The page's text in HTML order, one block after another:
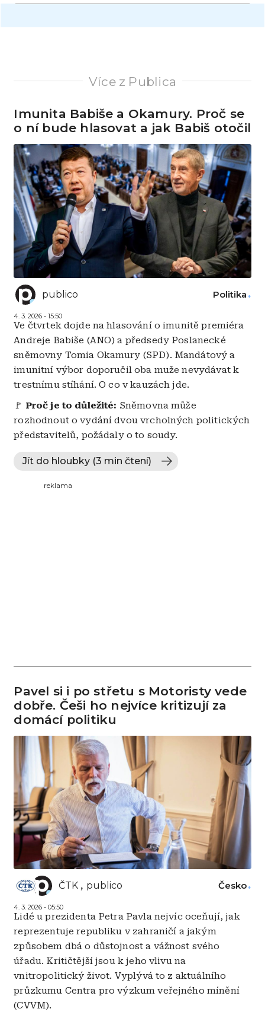
Více z Publica
Imunita Babiše a Okamury. Proč se
o ní bude hlasovat a jak Babiš otočil
publico
4. 3. 2026 - 15:50
Politika
Ve čtvrtek dojde na hlasování o imunitě premiéra
Andreje Babiše (ANO) a předsedy Poslanecké
sněmovny Tomia Okamury (SPD). Mandátový a
imunitní výbor doporučil oba muže nevydávat k
trestnímu stíhání. O co v kauzách jde.
🚩 Proč je to důležité: Sněmovna může
rozhodnout o vydání dvou vrcholných politických
představitelů, požádaly o to soudy.
Jít do hloubky (3 min čtení)
reklama
Pavel si i po střetu s Motoristy vede
dobře. Češi ho nejvíce kritizují za
domácí politiku
ČTK publico
4. 3. 2026 - 05:50
Česko
Lidé u prezidenta Petra Pavla nejvíc oceňují, jak
reprezentuje republiku v zahraničí a jakým
způsobem dbá o důstojnost a vážnost svého
úřadu. Kritičtější jsou k jeho vlivu na
vnitropolitický život. Vyplývá to z aktuálního
průzkumu Centra pro výzkum veřejného mínění
(CVVM).